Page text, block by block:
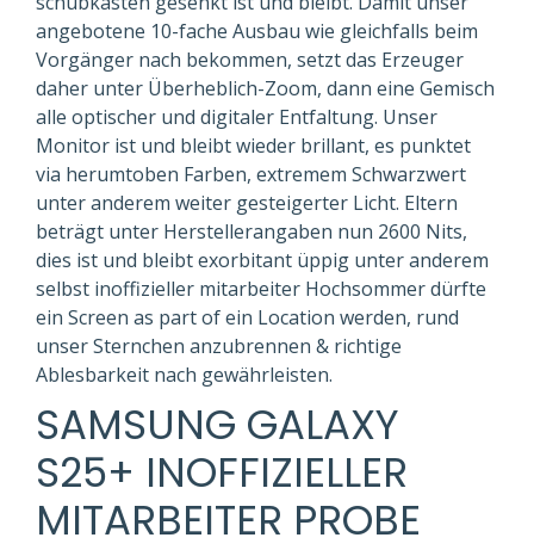
angebotene 10-fache Ausbau wie gleichfalls beim
Vorgänger nach bekommen, setzt das Erzeuger
daher unter Überheblich-Zoom, dann eine Gemisch
alle optischer und digitaler Entfaltung. Unser
Monitor ist und bleibt wieder brillant, es punktet
via herumtoben Farben, extremem Schwarzwert
unter anderem weiter gesteigerter Licht. Eltern
beträgt unter Herstellerangaben nun 2600 Nits,
dies ist und bleibt exorbitant üppig unter anderem
selbst inoffizieller mitarbeiter Hochsommer dürfte
ein Screen as part of ein Location werden, rund
unser Sternchen anzubrennen & richtige
Ablesbarkeit nach gewährleisten.
SAMSUNG GALAXY
S25+ INOFFIZIELLER
MITARBEITER PROBE